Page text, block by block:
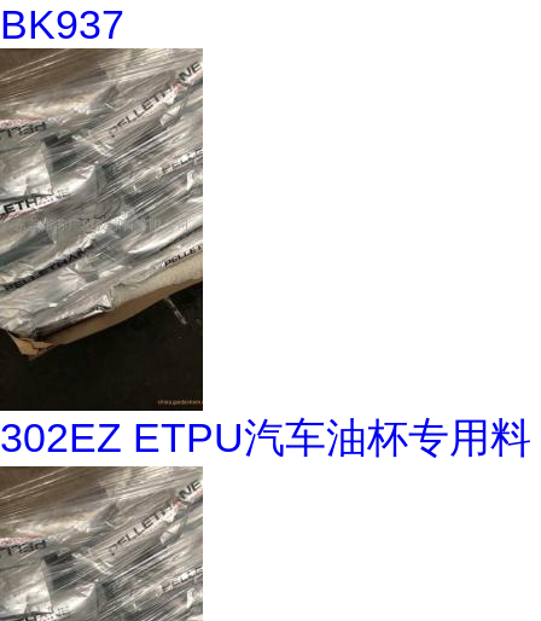
BK937
302EZ ETPU汽车油杯专用料